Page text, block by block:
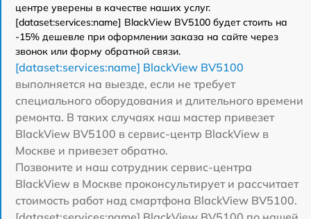
центре уверены в качестве наших услуг.
[dataset:services:name] BlackView BV5100 будет стоить на
-15% дешевле при оформлении заказа на сайте через
звонок или форму обратной связи.
[dataset:services:name] BlackView BV5100
выполняется на выезде, если не требует
специального оборудования и длительного времени
ремонта. В таких случаях наш мастер привезет
BlackView BV5100 в сервис-центр BlackView в
Москве и привезет обратно.
Позвоните и наш сотрудник сервис-центра
BlackView в Москве проконсультирует и рассчитает
стоимость работ над смартфона BlackView BV5100.